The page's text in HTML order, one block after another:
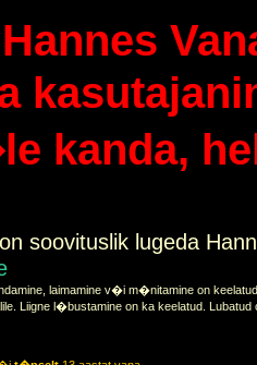
Hannes
kanda,
soovituslik lugeda
laimamine v�i m�nitamine on
Liigne l�bustamine on ka keelatud.